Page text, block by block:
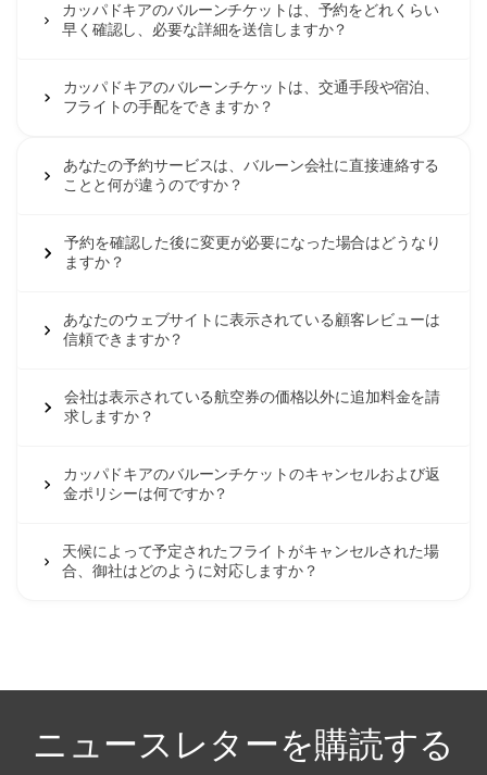
カッパドキアのバルーンチケットは、予約をどれくらい
早く確認し、必要な詳細を送信しますか？
カッパドキアのバルーンチケットは、交通手段や宿泊、
フライトの手配をできますか？
あなたの予約サービスは、バルーン会社に直接連絡する
ことと何が違うのですか？
予約を確認した後に変更が必要になった場合はどうなり
ますか？
あなたのウェブサイトに表示されている顧客レビューは
信頼できますか？
会社は表示されている航空券の価格以外に追加料金を請
求しますか？
カッパドキアのバルーンチケットのキャンセルおよび返
金ポリシーは何ですか？
天候によって予定されたフライトがキャンセルされた場
合、御社はどのように対応しますか？
ニュースレターを購読する